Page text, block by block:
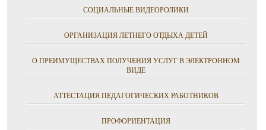
СОЦИАЛЬНЫЕ ВИДЕОРОЛИКИ
ОРГАНИЗАЦИЯ ЛЕТНЕГО ОТДЫХА ДЕТЕЙ
О ПРЕИМУЩЕСТВАХ ПОЛУЧЕНИЯ УСЛУГ В ЭЛЕКТРОННОМ
ВИДЕ
АТТЕСТАЦИЯ ПЕДАГОГИЧЕСКИХ РАБОТНИКОВ
ПРОФОРИЕНТАЦИЯ